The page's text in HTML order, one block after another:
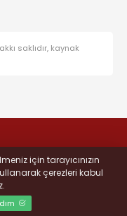
saklıdır, kaynak
için tarayıcınızın
çerezleri kabul